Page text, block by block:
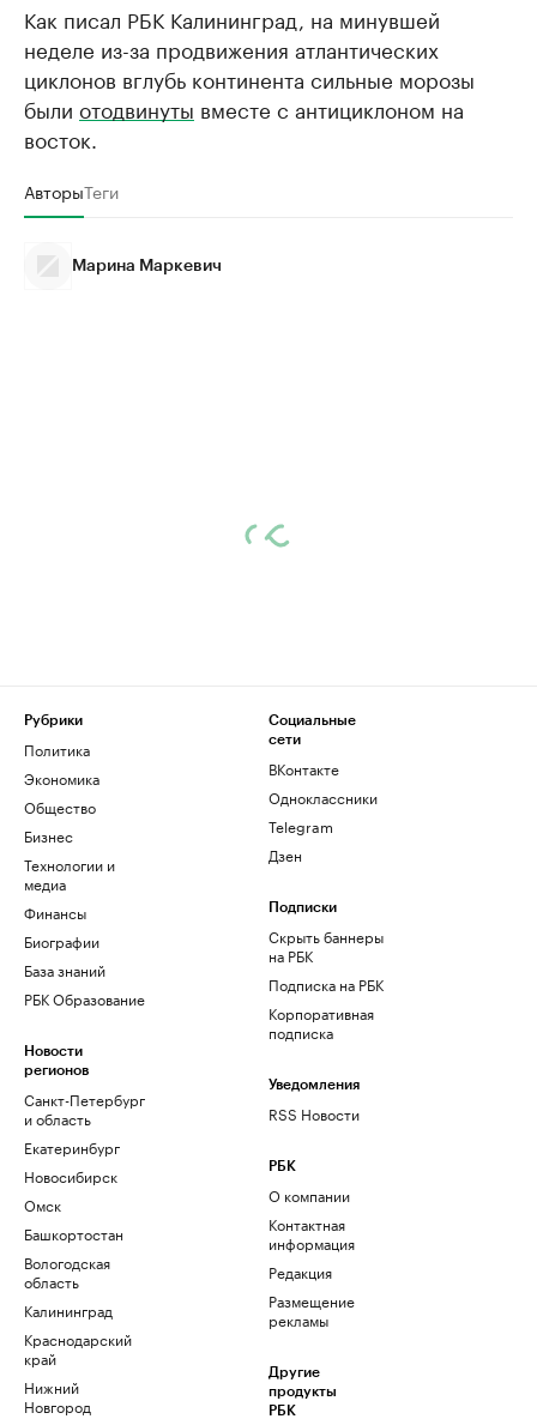
Как писал РБК Калининград, на минувшей
неделе из-за продвижения атлантических
циклонов вглубь континента сильные морозы
были отодвинуты вместе с антициклоном на
восток.
АвторыТеги
Марина Маркевич
Рубрики
Политика
Экономика
Общество
Бизнес
Технологии и
медиа
Финансы
Биографии
База знаний
РБК Образование
Новости
регионов
Санкт-Петербург
и область
Екатеринбург
Новосибирск
Омск
Башкортостан
Вологодская
область
Калининград
Краснодарский
край
Нижний
Новгород
Социальные
сети
ВКонтакте
Одноклассники
Telegram
Дзен
Подписки
Скрыть баннеры
на РБК
Подписка на РБК
Корпоративная
подписка
Уведомления
RSS Новости
РБК
О компании
Контактная
информация
Редакция
Размещение
рекламы
Другие
продукты
РБК